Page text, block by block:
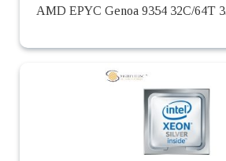
AMD EPYC Genoa 9354 32C/64T